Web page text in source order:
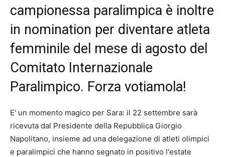
campionessa paralimpica è inoltre
in nomination per diventare atleta
femminile del mese di agosto del
Comitato Internazionale
Paralimpico. Forza votiamola!
E' un momento magico per Sara: il 22 settembre sarà
ricevuta dal Presidente della Repubblica Giorgio
Napolitano, insieme ad una delegazione di atleti olimpici
e paralimpici che hanno segnato in positivo l'estate